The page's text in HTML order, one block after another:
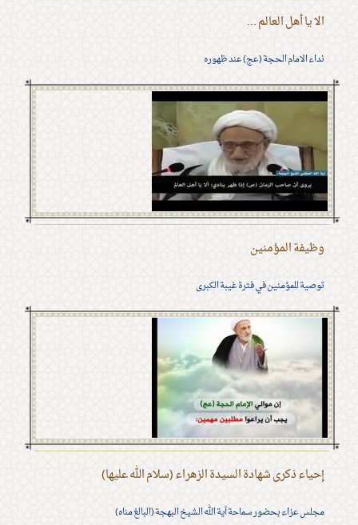
الا يا أهل العالم ...
نداء الامام الحجة (عج) عند ظهوره
وظيفة المؤمنين
توصية للمؤمنين في فترة غيبة الكبرى
إحياء ذكرى شهادة السيدة الزهراء (سلام الله عليها)
مجلس عزاء بحضور سماحة آية الله الشيخ البهجة (البالغ مناه)